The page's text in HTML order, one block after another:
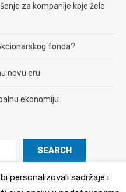
za kompanije koje žele
fonda?
novu eru
ekonomiju
SEARCH
personalizovali sadržaje i